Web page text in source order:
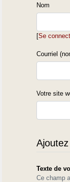
> rappeler
> aths qui
Nom
[Se
Courriel
Votre site
Texte de
Ce champ